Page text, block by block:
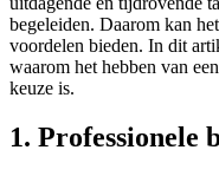
begeleiden. Daarom kan
voordelen bieden. In dit
waarom het hebben van
keuze is.
1. Professionele